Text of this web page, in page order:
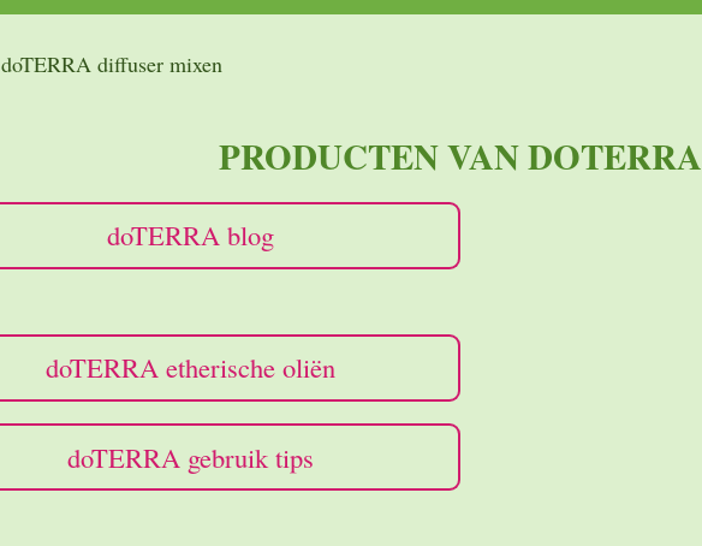
doTERRA diffuser mixen
PRODUCTEN VAN DOTERRA
doTERRA blog
doTERRA etherische oliën
doTERRA gebruik tips